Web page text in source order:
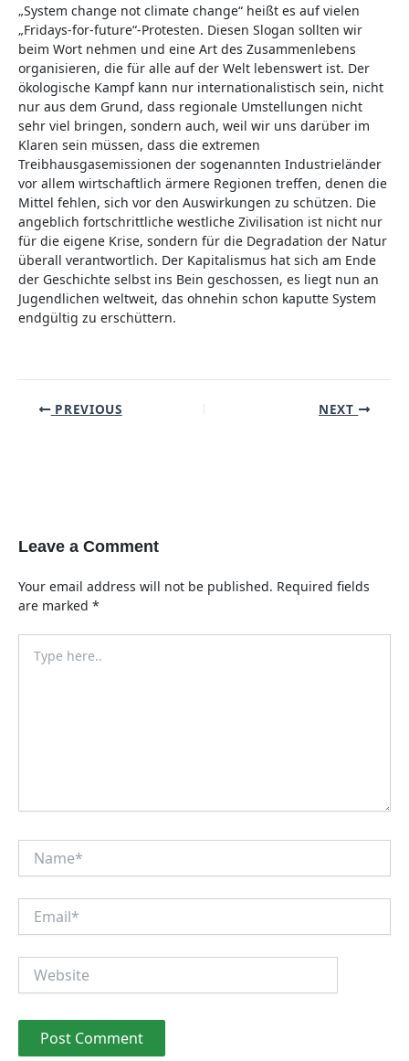
„System change not climate change“ heißt es auf vielen
„Fridays-for-future“-Protesten. Diesen Slogan sollten wir
beim Wort nehmen und eine Art des Zusammenlebens
organisieren, die für alle auf der Welt lebenswert ist. Der
ökologische Kampf kann nur internationalistisch sein, nicht
nur aus dem Grund, dass regionale Umstellungen nicht
sehr viel bringen, sondern auch, weil wir uns darüber im
Klaren sein müssen, dass die extremen
Treibhausgasemissionen der sogenannten Industrieländer
vor allem wirtschaftlich ärmere Regionen treffen, denen die
Mittel fehlen, sich vor den Auswirkungen zu schützen. Die
angeblich fortschrittliche westliche Zivilisation ist nicht nur
für die eigene Krise, sondern für die Degradation der Natur
überall verantwortlich. Der Kapitalismus hat sich am Ende
der Geschichte selbst ins Bein geschossen, es liegt nun an
Jugendlichen weltweit, das ohnehin schon kaputte System
endgültig zu erschüttern.
Post PREVIOUS NEXT
Leave a Comment
Your email address will not be published. Required fields
are marked *
here..